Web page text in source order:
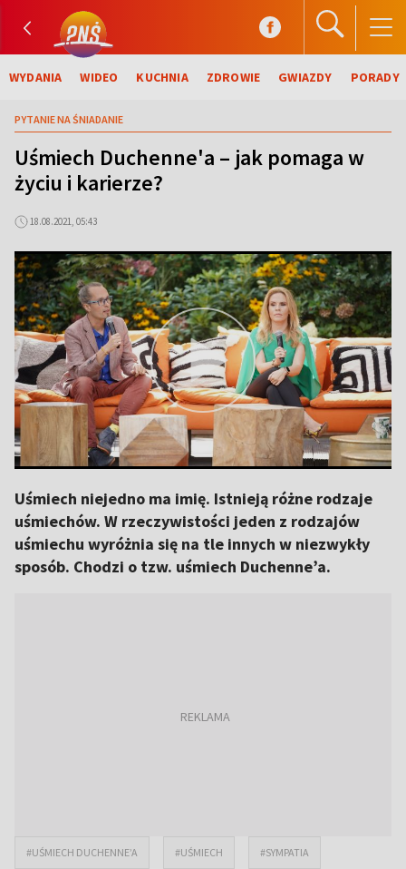
WYDANIA WIDEO KUCHNIA ZDROWIE GWIAZDY PORADY
PYTANIE NA ŚNIADANIE
Uśmiech Duchenne'a – jak pomaga w
życiu i karierze?
18.08.2021, 05:43
Uśmiech niejedno ma imię. Istnieją różne rodzaje
uśmiechów. W rzeczywistości jeden z rodzajów
uśmiechu wyróżnia się na tle innych w niezwykły
sposób. Chodzi o tzw. uśmiech Duchenne’a.
#UŚMIECH DUCHENNE’A #UŚMIECH #SYMPATIA